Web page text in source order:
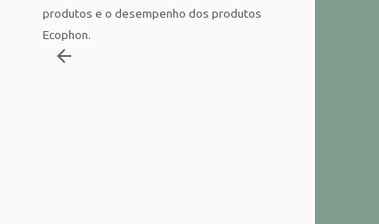
produtos e o desempenho dos produtos
Ecophon.
arrow_backward